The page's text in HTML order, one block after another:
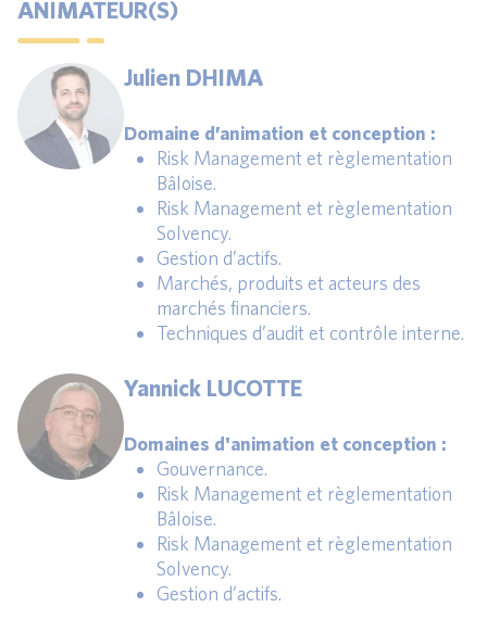
ANIMATEUR(S)
Julien DHIMA
Domaine d’animation et conception :
Risk Management et règlementation
Bâloise.
Risk Management et règlementation
Solvency.
Gestion d’actifs.
Marchés, produits et acteurs des
marchés financiers.
Techniques d’audit et contrôle interne.
Yannick LUCOTTE
Domaines d'animation et conception :
Gouvernance.
Risk Management et règlementation
Bâloise.
Risk Management et règlementation
Solvency.
Gestion d’actifs.